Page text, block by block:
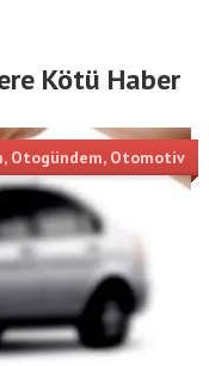
Kötü Haber
, Otogündem, Otomotiv